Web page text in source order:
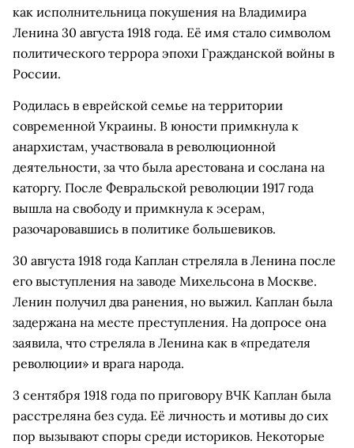
как исполнительница покушения на Владимира
Ленина 30 августа 1918 года. Её имя стало символом
политического террора эпохи Гражданской войны в
России.
Родилась в еврейской семье на территории
современной Украины. В юности примкнула к
анархистам, участвовала в революционной
деятельности, за что была арестована и сослана на
каторгу. После Февральской революции 1917 года
вышла на свободу и примкнула к эсерам,
разочаровавшись в политике большевиков.
30 августа 1918 года Каплан стреляла в Ленина после
его выступления на заводе Михельсона в Москве.
Ленин получил два ранения, но выжил. Каплан была
задержана на месте преступления. На допросе она
заявила, что стреляла в Ленина как в «предателя
революции» и врага народа.
3 сентября 1918 года по приговору ВЧК Каплан была
расстреляна без суда. Её личность и мотивы до сих
пор вызывают споры среди историков. Некоторые